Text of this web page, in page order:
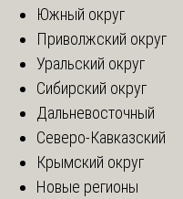
Южный округ
Приволжский округ
Уральский округ
Сибирский округ
Дальневосточный
Северо-Кавказский
Крымский округ
Новые регионы